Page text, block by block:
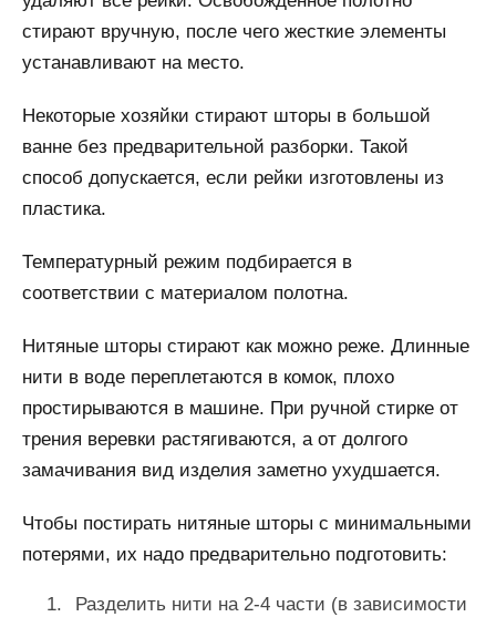
стирают вручную, после чего жесткие элементы
устанавливают на место.
Некоторые хозяйки стирают шторы в большой
ванне без предварительной разборки. Такой
способ допускается, если рейки изготовлены из
пластика.
Температурный режим подбирается в
соответствии с материалом полотна.
Нитяные шторы стирают как можно реже. Длинные
нити в воде переплетаются в комок, плохо
простирываются в машине. При ручной стирке от
трения веревки растягиваются, а от долгого
замачивания вид изделия заметно ухудшается.
Чтобы постирать нитяные шторы с минимальными
потерями, их надо предварительно подготовить:
Разделить нити на 2-4 части (в зависимости